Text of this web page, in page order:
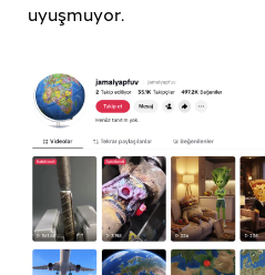
uyuşmuyor.